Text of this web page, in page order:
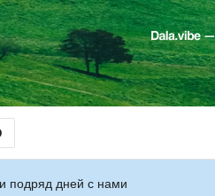
подряд дней с нами